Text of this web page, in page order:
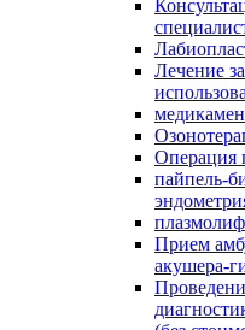
Лечение
Операция
пайпель-
Прием
акушера-